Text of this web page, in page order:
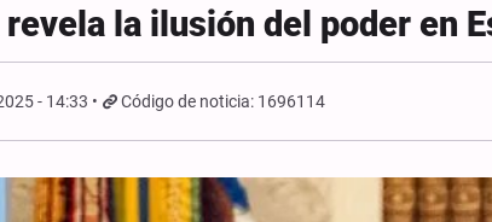
la ilusión del poder en
- 14:33 Código de noticia: 1696114